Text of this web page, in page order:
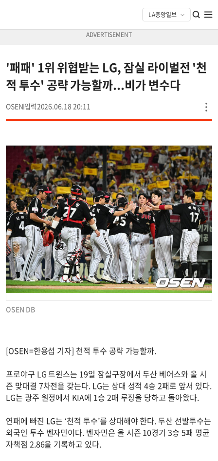
'패패' 1위 위협받는 LG, 잠실 라이벌전 '천
적 투수' 공략 가능할까...비가 변수다
OSEN 2026.06.18 20:11
OSEN DB
[OSEN=한용섭 기자] 천적 투수 공략 가능할까.
프로야구 LG 트윈스는 19일 잠실구장에서 두산 베어스와 올 시
즌 맞대결 7차전을 갖는다. LG는 상대 성적 4승 2패로 앞서 있다.
LG는 광주 원정에서 KIA에 1승 2패 루징을 당하고 돌아왔다.
연패에 빠진 LG는 ‘천적 투수’를 상대해야 한다. 두산 선발투수는
외국인 투수 벤자민이다. 벤자민은 올 시즌 10경기 3승 5패 평균
자책점 2.86을 기록하고 있다.